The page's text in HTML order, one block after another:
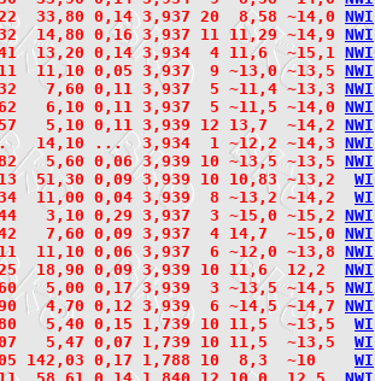
33,80 0,14 3,937 20  8,58 ~14,0 NWI
14,80 0,16 3,937 11 11,29 ~14,9 NWI
13,20 0,14 3,934  4 11,6  ~15,1 NWI
11,10 0,05 3,937  9 ~13,0 ~13,5
NWI
7,60 0,11 3,937  5 ~11,4 ~13,3
NWI
6,10 0,11 3,937  5 ~11,5 ~14,0
NWI
5,10 0,11 3,939 12 13,7  ~14,2 NWI
14,10 ...  3,934  1 ~12,2 ~14,3
NWI
5,60 0,06 3,939 10 ~13,5 ~13,5
NWI
51,30 0,09 3,939 10 10,83 ~13,2 WI
11,00 0,04 3,939  8 ~13,2 ~14,2 WI
3,10 0,29 3,937  3 ~15,0 ~15,2
NWI
7,60 0,09 3,937  4 14,7  ~15,0 NWI
11,10 0,06 3,937  6 ~12,0 ~13,8
NWI
18,90 0,09 3,939 10 11,6  12,2
NWI
5,00 0,17 3,939  3 ~13,5 ~14,5
NWI
4,70 0,12 3,939  6 ~14,5 ~14,7
NWI
5,40 0,15 1,739 10 11,5  ~13,5 WI
5,47 0,07 1,739 10 11,5  ~13,5 WI
142,03 0,17 1,788 10  8,3  ~10 WI